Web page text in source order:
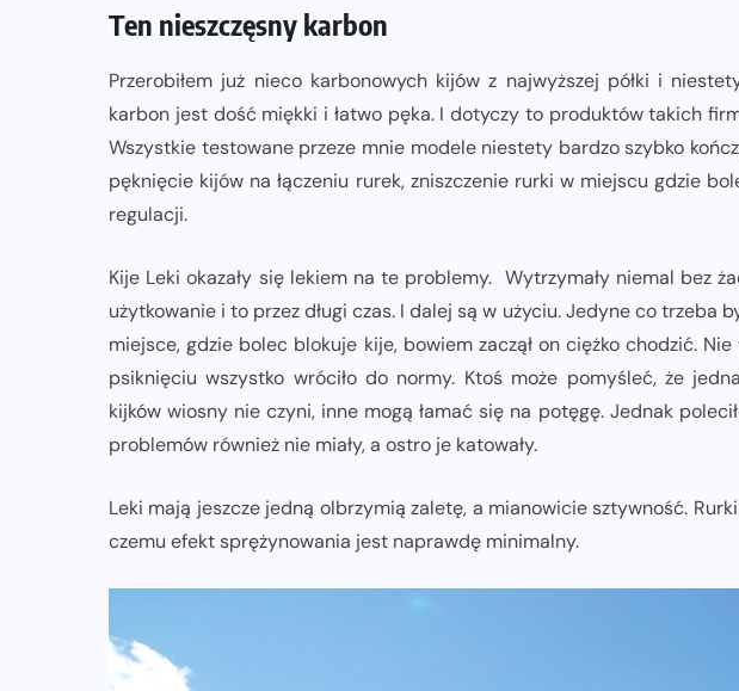
Ten nieszczęsny karbon
Przerobiłem już nieco karbonowych kijów z najwyższej półki i
karbon jest dość miękki i łatwo pęka. I dotyczy to produktów takich
Wszystkie testowane przeze mnie modele niestety bardzo szybko
pęknięcie kijów na łączeniu rurek, zniszczenie rurki w miejscu gdzie
regulacji.
Kije Leki okazały się lekiem na te problemy. Wytrzymały niemal bez
użytkowanie i to przez długi czas. I dalej są w użyciu. Jedyne co trzeba
miejsce, gdzie bolec blokuje kije, bowiem zaczął on ciężko chodzić.
psiknięciu wszystko wróciło do normy. Ktoś może pomyśleć, że
kijków wiosny nie czyni, inne mogą łamać się na potęgę. Jednak
problemów również nie miały, a ostro je katowały.
Leki mają jeszcze jedną olbrzymią zaletę, a mianowicie sztywność.
czemu efekt sprężynowania jest naprawdę minimalny.
Amazfit Balance 3: Kompleksowe
narzędzie dla biegacza i zawodnika
Hyrox?
04-08-2026